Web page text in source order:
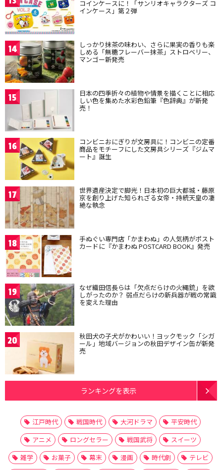
コインケースに！「サンリオキャラクターズ コ
インケース」第２弾
14 しっかり抹茶の味わい、さらに果実の香りも楽
しめる「無糖フレーバー抹茶」ストロベリー、
マンゴー新発売
15 日本の四季折々の植物や情景を描くことに相応
しい色を集めた水彩色鉛筆『色辞典』が新発
売！
16 コンビニおにぎりが文房具に！コンビニの定番
商品をモチーフにした文房具シリーズ『ジムマ
ート』誕生
17 世界遺産決定で脚光！日本初の巨大都城・藤原
京を創り上げた知られざる女帝・持統天皇の凄
絶な執念
18 手ぬぐい専門店「かまわぬ」の人気柄がポスト
カードに『かまわぬ POSTCARD BOOK』発売
19 なぜ織田信長らは「欠点だらけの火縄銃」を欲
しがったのか？ 弱点だらけの新兵器が戦の常識
を変えた理由
20 秋田犬の子犬がかわいい！ヨックモック「シガ
ール」地域バージョンの秋田デザイン缶が新発
売
ランキングを表示
江戸時代 戦国時代 大河ドラマ
平安時代
アニメ
ロングセラー 戦国武将
スイーツ
雑学
お菓子 幕末 漫画 時代劇
テレビ